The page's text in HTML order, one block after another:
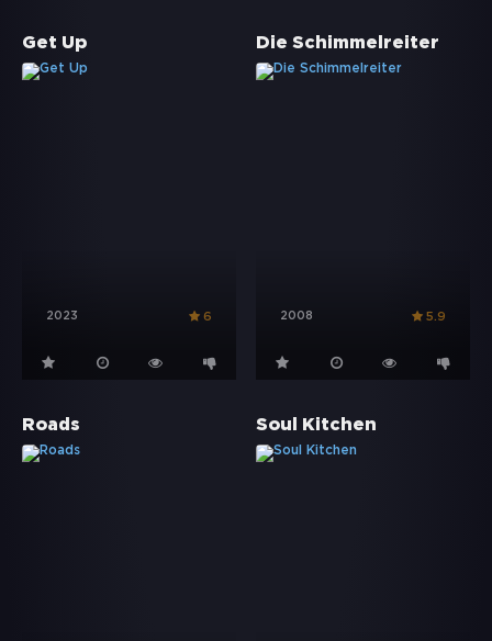
Get Up
2023 6
Die Schimmelreiter
2008 5.9
Roads Soul Kitchen